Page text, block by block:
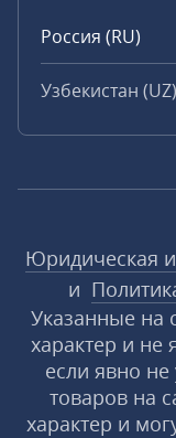
Россия (RU)
Узбекистан (UZ)
Юридическая
и
Указанные на
характер и не
если явно
товаров на
характер и